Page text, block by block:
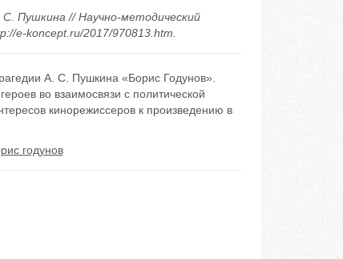
Пушкина // Научно-методический
e-koncept.ru/2017/970813.htm.
А. С. Пушкина «Борис Годунов».
во взаимосвязи с политической
кинорежиссеров к произведению в
годунов